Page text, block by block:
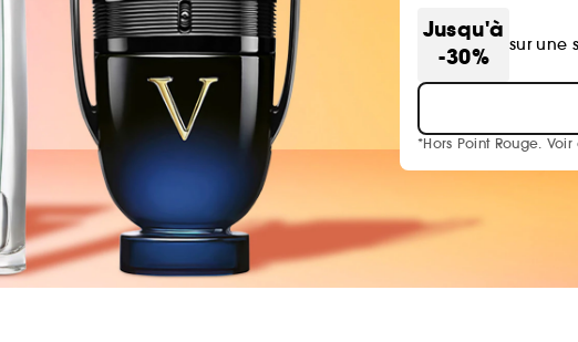
Jusqu'à
-30%
sur une
*Hors Point Rouge.